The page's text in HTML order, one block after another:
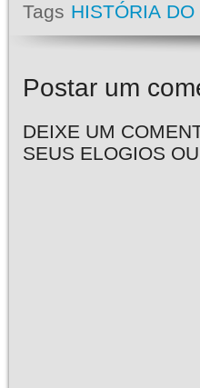
Tags HISTÓRIA DO
Postar um
DEIXE UM
SEUS ELOGIOS